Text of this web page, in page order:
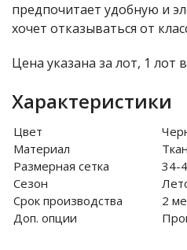
предпочитает удобную и
хочет отказываться от
Цена указана за лот, 1 лот
Характеристики
Цвет
Материал
Размерная сетка
34-
Сезон
Срок производства
2
Доп. опции